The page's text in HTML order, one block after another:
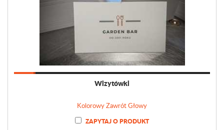
Wizytówki
Kolorowy Zawrót Głowy
ZAPYTAJ O PRODUKT